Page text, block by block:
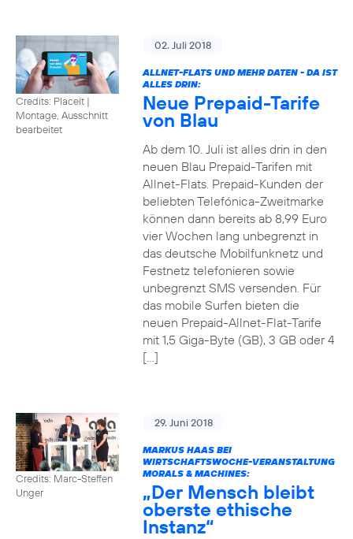
Credits: Placeit |
Montage, Ausschnitt
bearbeitet
02. Juli 2018
ALLNET-FLATS UND MEHR DATEN - DA IST
ALLES DRIN:
Neue Prepaid-Tarife
von Blau
Ab dem 10. Juli ist alles drin in den
neuen Blau Prepaid-Tarifen mit
Allnet-Flats. Prepaid-Kunden der
beliebten Telefónica-Zweitmarke
können dann bereits ab 8,99 Euro
vier Wochen lang unbegrenzt in
das deutsche Mobilfunknetz und
Festnetz telefonieren sowie
unbegrenzt SMS versenden. Für
das mobile Surfen bieten die
neuen Prepaid-Allnet-Flat-Tarife
mit 1,5 Giga-Byte (GB), 3 GB oder 4
[…]
Credits: Marc-Steffen
Unger
29. Juni 2018
MARKUS HAAS BEI
WIRTSCHAFTSWOCHE-VERANSTALTUNG
MORALS & MACHINES:
„Der Mensch bleibt
oberste ethische
Instanz“